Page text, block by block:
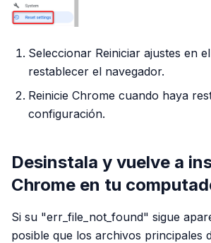
Seleccionar Reiniciar ajustes en
restablecer el navegador.
Reinicie Chrome cuando haya
configuración.
Desinstala y vuelve a
Chrome en tu
Si su "err_file_not_found" sigue
posible que los archivos principales